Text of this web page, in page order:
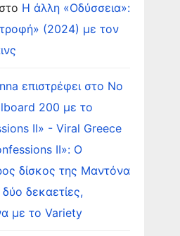
Η άλλη «Οδύσσεια»:
(2024) με τον
επιστρέφει στο Νο
200 με το
II» - Viral Greece
II»: Ο
δίσκος της Μαντόνα
δεκαετίες,
με το Variety